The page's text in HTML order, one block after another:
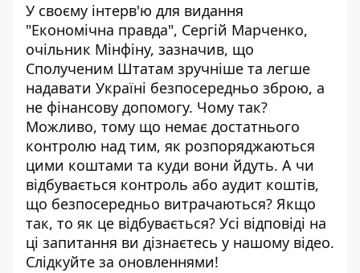
У своєму інтерв'ю для видання
"Економічна правда", Сергій Марченко,
очільник Мінфіну, зазначив, що
Сполученим Штатам зручніше та легше
надавати Україні безпосередньо зброю, а
не фінансову допомогу. Чому так?
Можливо, тому що немає достатнього
контролю над тим, як розпоряджаються
цими коштами та куди вони йдуть. А чи
відбувається контроль або аудит коштів,
що безпосередньо витрачаються? Якщо
так, то як це відбувається? Усі відповіді на
ці запитання ви дізнаєтесь у нашому відео.
Слідкуйте за оновленнями!